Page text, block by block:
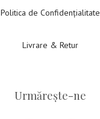
Politica de Confidențialitate
Livrare & Retur
Urmărește-ne